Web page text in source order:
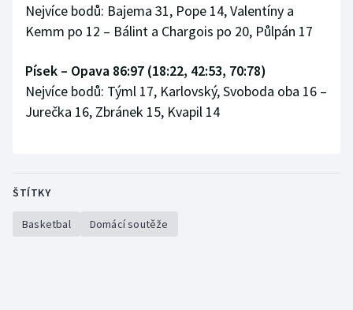
Nejvíce bodů: Bajema 31, Pope 14, Valentíny a
Kemm po 12 – Bálint a Chargois po 20, Půlpán 17
Písek – Opava 86:97 (18:22, 42:53, 70:78)
Nejvíce bodů: Týml 17, Karlovský, Svoboda oba 16 –
Jurečka 16, Zbránek 15, Kvapil 14
ŠTÍTKY
Basketbal Domácí soutěže